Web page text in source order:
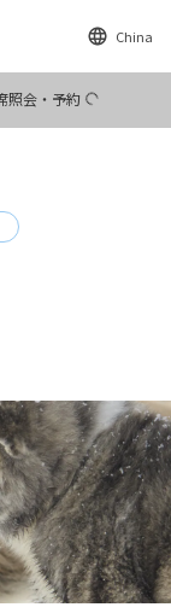
China
照会・予約